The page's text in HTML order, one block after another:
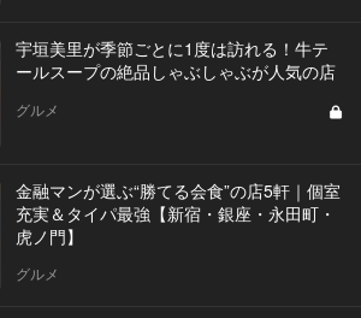
宇垣美里が季節ごとに1度は訪れる！牛テ
ールスープの絶品しゃぶしゃぶが人気の店
グルメ
金融マンが選ぶ“勝てる会食”の店5軒｜個室
充実＆タイパ最強【新宿・銀座・永田町・
虎ノ門】
グルメ